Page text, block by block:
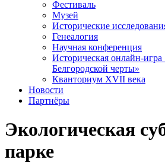
Фестиваль
Музей
Исторические
Генеалогия
Научная конференция
Историческая онлайн-игра
Белгородской черты»
Кванториум XVII века
Новости
Партнёры
Экологическая
парке